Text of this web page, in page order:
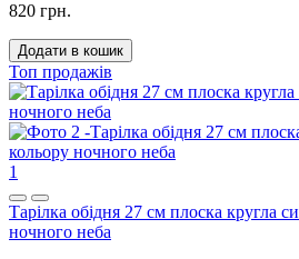
820 грн.
Додати в кошик
Топ продажів
1
Тарілка обідня 27 см плоска кругла
ночного неба